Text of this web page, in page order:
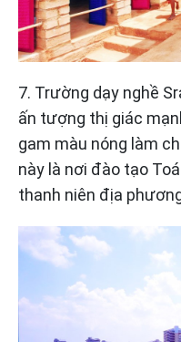
7. Trường dạy nghề
ấn tượng thị giác
gam màu nóng làm
này là nơi đào tạo
thanh niên địa